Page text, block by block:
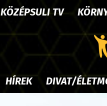
KÖZÉPSULI TV
HÍREK DIVAT/